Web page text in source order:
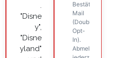
.
"Disne
y",
"Disne
yland"